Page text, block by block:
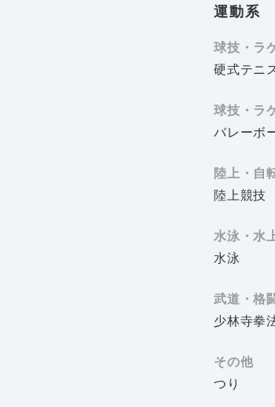
運動系
球技・ラ
硬式テニ
球技・ラ
バレーボ
陸上・自
陸上競技
水泳・水
水泳
武道・格
少林寺拳
その他
つり